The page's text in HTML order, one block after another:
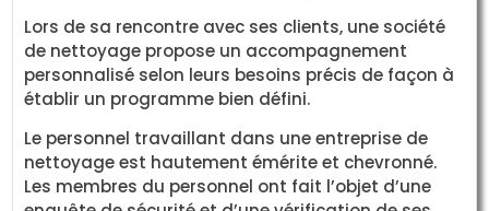
Lors de sa rencontre avec ses clients, une société
de nettoyage propose un accompagnement
personnalisé selon leurs besoins précis de façon à
établir un programme bien défini.
Le personnel travaillant dans une entreprise de
nettoyage est hautement émérite et chevronné.
Les membres du personnel ont fait l’objet d’une